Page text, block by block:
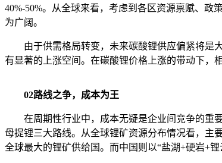
40%-50%。从全球来看，考虑到各区资源禀赋、政
为广阔。
由于供需格局转变，未来碳酸锂供应偏紧将是
有显著的上涨空间。在碳酸锂价格上涨的带动下，
02路线之争，成本为王
在周期性行业中，成本无疑是企业间竞争的重
母提锂三大路线。从全球锂矿资源分布情况看，主
全球最大的锂矿供给国。而中国则以“盐湖+硬岩+